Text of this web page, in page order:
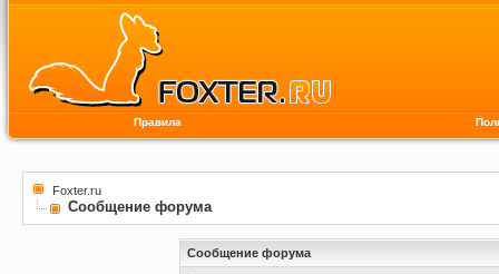
Правила
Foxter.ru
Сообщение форума
Сообщение форума